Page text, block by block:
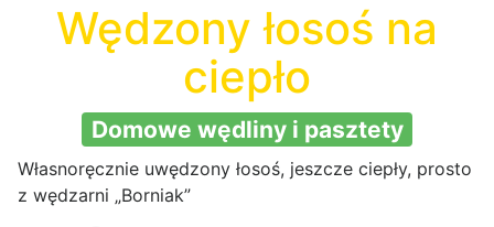
Wędzony łosoś na
ciepło
Domowe wędliny i pasztety
Własnoręcznie uwędzony łosoś, jeszcze ciepły, prosto
z wędzarni „Borniak”